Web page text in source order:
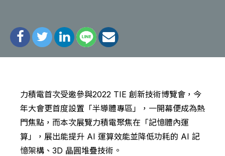
力積電首次受邀參與2022 TIE 創新技術博覽會，今
年大會更首度設置「半導體專區」，一開幕便成為熱
門焦點，而本次展覽力積電聚焦在「記憶體內運
算」，展出能提升 AI 運算效能並降低功耗的 AI 記
憶架構、3D 晶圓堆疊技術。